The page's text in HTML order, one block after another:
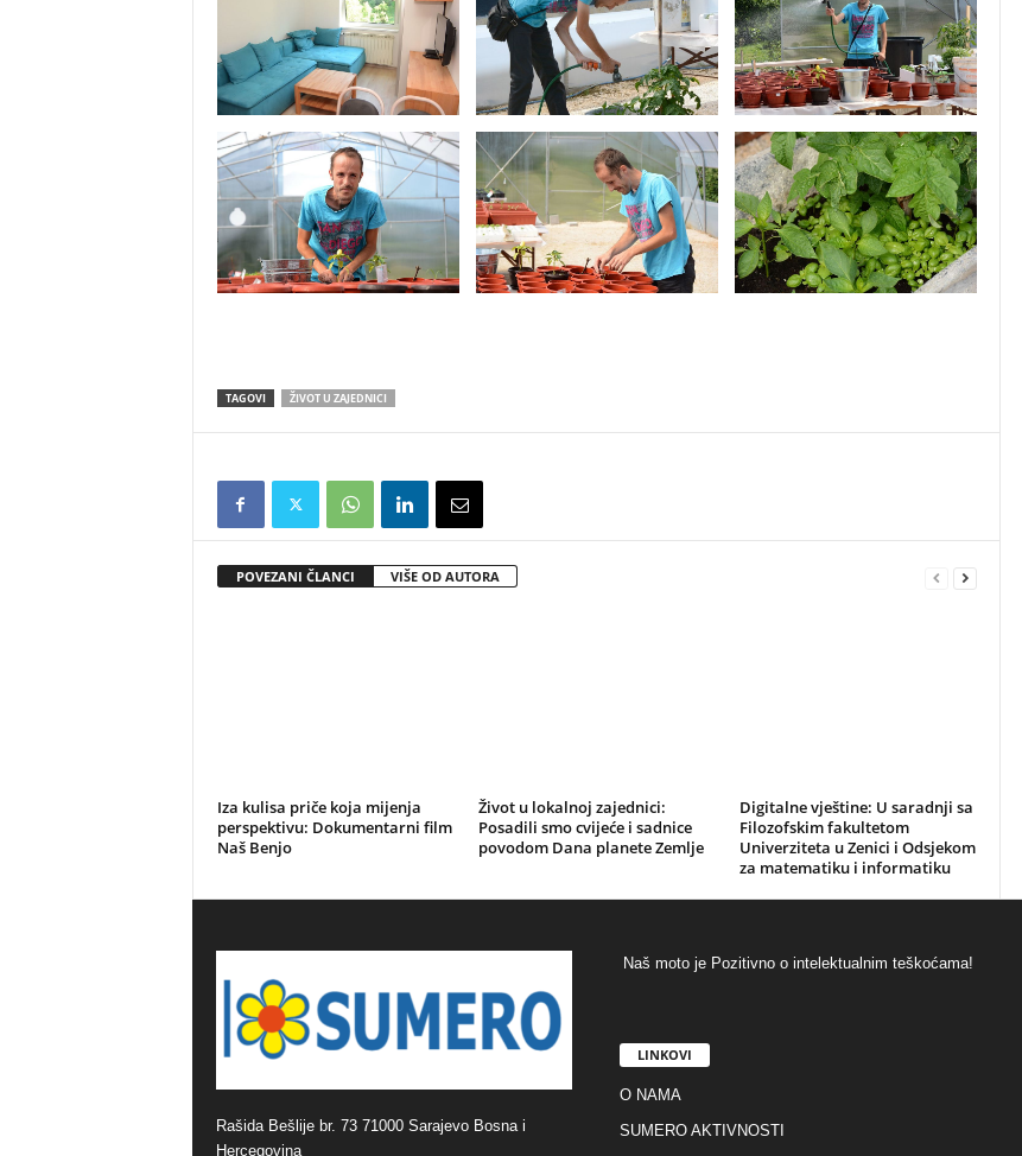
TAGOVI ŽIVOT U ZAJEDNICI
POVEZANI ČLANCI VIŠE OD AUTORA
Iza kulisa priče koja mijenja
perspektivu: Dokumentarni film
Naš Benjo
Život u lokalnoj zajednici:
Posadili smo cvijeće i sadnice
povodom Dana planete Zemlje
Digitalne vještine: U saradnji sa
Filozofskim fakultetom
Univerziteta u Zenici i Odsjekom
za matematiku i informatiku
Rašida Bešlije br. 73 71000 Sarajevo Bosna i
Hercegovina
Naš moto je Pozitivno o intelektualnim teškoćama!
LINKOVI
O NAMA
SUMERO AKTIVNOSTI